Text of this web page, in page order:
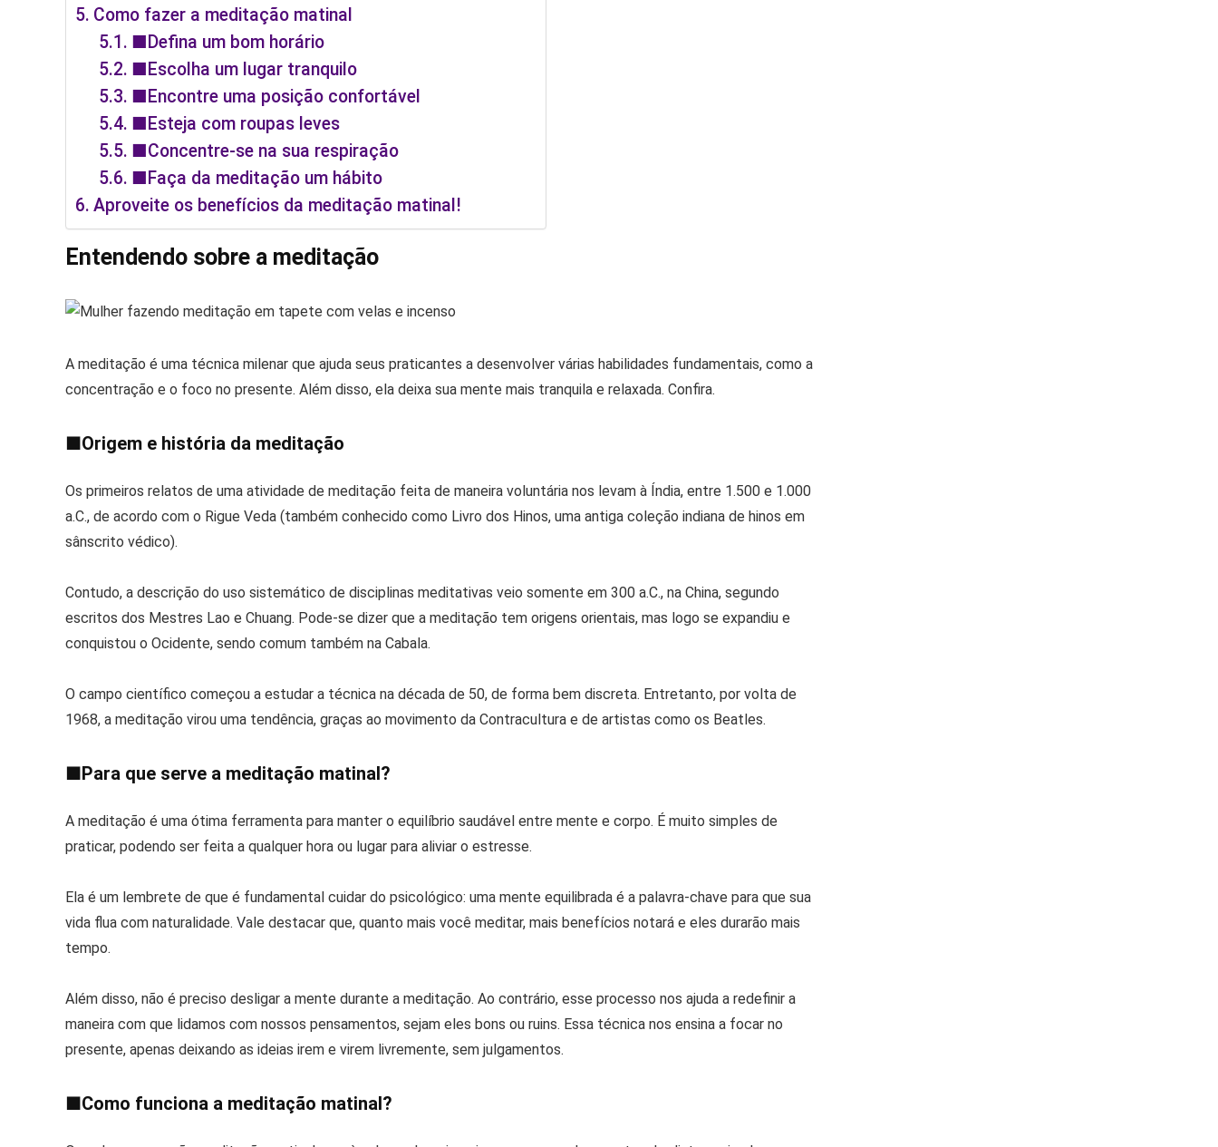
Como fazer a meditação matinal
■Defina um bom horário
■Escolha um lugar tranquilo
■Encontre uma posição confortável
■Esteja com roupas leves
■Concentre-se na sua respiração
■Faça da meditação um hábito
Aproveite os benefícios da meditação matinal!
Entendendo sobre a meditação
A meditação é uma técnica milenar que ajuda seus praticantes a desenvolver várias habilidades fundamentais, como a
concentração e o foco no presente. Além disso, ela deixa sua mente mais tranquila e relaxada. Confira.
■Origem e história da meditação
Os primeiros relatos de uma atividade de meditação feita de maneira voluntária nos levam à Índia, entre 1.500 e 1.000
a.C., de acordo com o Rigue Veda (também conhecido como Livro dos Hinos, uma antiga coleção indiana de hinos em
sânscrito védico).
Contudo, a descrição do uso sistemático de disciplinas meditativas veio somente em 300 a.C., na China, segundo
escritos dos Mestres Lao e Chuang. Pode-se dizer que a meditação tem origens orientais, mas logo se expandiu e
conquistou o Ocidente, sendo comum também na Cabala.
O campo científico começou a estudar a técnica na década de 50, de forma bem discreta. Entretanto, por volta de
1968, a meditação virou uma tendência, graças ao movimento da Contracultura e de artistas como os Beatles.
■Para que serve a meditação matinal?
A meditação é uma ótima ferramenta para manter o equilíbrio saudável entre mente e corpo. É muito simples de
praticar, podendo ser feita a qualquer hora ou lugar para aliviar o estresse.
Ela é um lembrete de que é fundamental cuidar do psicológico: uma mente equilibrada é a palavra-chave para que sua
vida flua com naturalidade. Vale destacar que, quanto mais você meditar, mais benefícios notará e eles durarão mais
tempo.
Além disso, não é preciso desligar a mente durante a meditação. Ao contrário, esse processo nos ajuda a redefinir a
maneira com que lidamos com nossos pensamentos, sejam eles bons ou ruins. Essa técnica nos ensina a focar no
presente, apenas deixando as ideias irem e virem livremente, sem julgamentos.
■Como funciona a meditação matinal?